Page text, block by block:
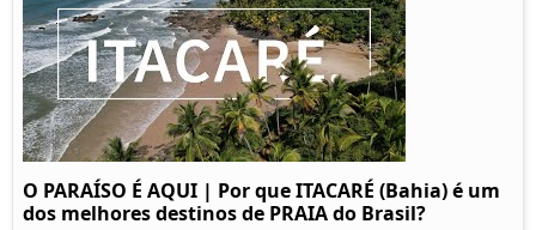
O PARAÍSO É AQUI | Por que ITACARÉ (Bahia) é um
dos melhores destinos de PRAIA do Brasil?